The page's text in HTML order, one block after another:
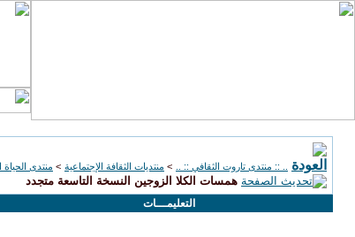
.. :: منتدى تاروت الثقافي :: .. > منتديات الثقافة الإجتماعية > منتدى الحياة
همسات الكلا الزوجين النسخة التاسعة متجدد
التعليمـــات